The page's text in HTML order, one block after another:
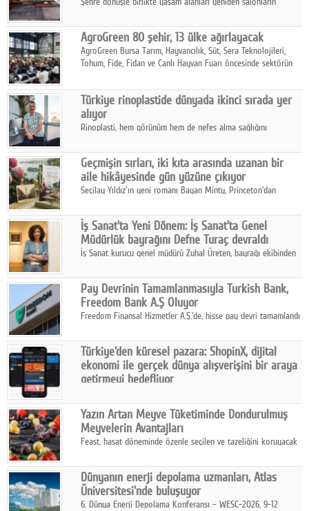
sonbaharın tasarım kodlarını açıklıyor.
AgroGreen 80 şehir, 13 ülke ağırlayacak
AgroGreen Bursa Tarım, Hayvancılık, Süt, Sera Teknolojileri,
Tohum, Fide, Fidan ve Canlı Hayvan Fuarı öncesinde sektörün
Türkiye rinoplastide dünyada ikinci sırada yer
alıyor
Rinoplasti, hem görünüm hem de nefes alma sağlığını
biri konumunda.
Geçmişin sırları, iki kıta arasında uzanan bir
aile hikâyesinde gün yüzüne çıkıyor
Seçilay Yıldız'ın yeni romanı Bayan Minty, Princeton'dan
katmanlı bir aile hikâyesi anlatıyor.
İş Sanat'ta Yeni Dönem: İş Sanat'ta Genel
Müdürlük bayrağını Defne Turaç devraldı
İş Sanat kurucu genel müdürü Zuhal Üreten, bayrağı ekibinden
Pay Devrinin Tamamlanmasıyla Turkish Bank,
Freedom Bank A.Ş Oluyor
Freedom Finansal Hizmetler A.Ş.'de, hisse pay devri tamamlandı
Turkish Bank'ın ticaret unvanının “Freedom Bank A.Ş.” olmasına
karar verildi.
Türkiye'den küresel pazara: ShopinX, dijital
ekonomi ile gerçek dünya alışverişini bir araya
getirmeyi hedefliyor
ekonomi ile gerçek dünya alışveriş deneyimi arasında köprü
kurmayı hedefleyen vizyonuyla uluslararası pazarlara açılıyor.
Yazın Artan Meyve Tüketiminde Dondurulmuş
Meyvelerin Avantajları
Feast, hasat döneminde özenle seçilen ve tazeliğini koruyacak
pratik, güvenilir ve lezzetli bir alternatif sunuyor.
Dünyanın enerji depolama uzmanları, Atlas
Üniversitesi'nde buluşuyor
6. Dünya Enerji Depolama Konferansı – WESC-2026, 9-12